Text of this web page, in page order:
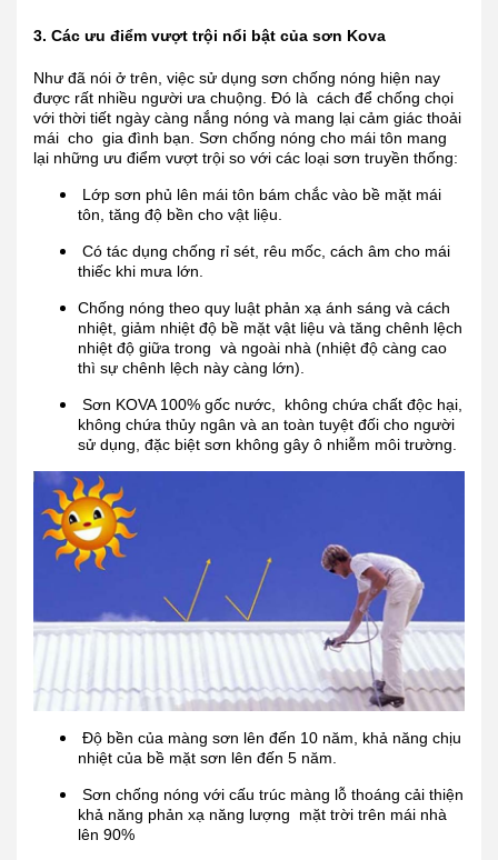
3. Các ưu điểm vượt trội nổi bật của sơn Kova
Như đã nói ở trên, việc sử dụng sơn chống nóng hiện nay
được rất nhiều người ưa chuộng. Đó là cách để chống chọi
với thời tiết ngày càng nắng nóng và mang lại cảm giác thoải
mái cho gia đình bạn. Sơn chống nóng cho mái tôn mang
lại những ưu điểm vượt trội so với các loại sơn truyền thống:
Lớp sơn phủ lên mái tôn bám chắc vào bề mặt mái
tôn, tăng độ bền cho vật liệu.
Có tác dụng chống rỉ sét, rêu mốc, cách âm cho mái
thiếc khi mưa lớn.
Chống nóng theo quy luật phản xạ ánh sáng và cách
nhiệt, giảm nhiệt độ bề mặt vật liệu và tăng chênh lệch
nhiệt độ giữa trong và ngoài nhà (nhiệt độ càng cao
thì sự chênh lệch này càng lớn).
Sơn KOVA 100% gốc nước, không chứa chất độc hại,
không chứa thủy ngân và an toàn tuyệt đối cho người
sử dụng, đặc biệt sơn không gây ô nhiễm môi trường.
Độ bền của màng sơn lên đến 10 năm, khả năng chịu
nhiệt của bề mặt sơn lên đến 5 năm.
Sơn chống nóng với cấu trúc màng lỗ thoáng cải thiện
khả năng phản xạ năng lượng mặt trời trên mái nhà
lên 90%